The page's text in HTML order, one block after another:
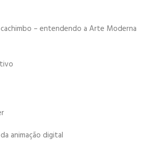
– entendendo a Arte Moderna
animação digital